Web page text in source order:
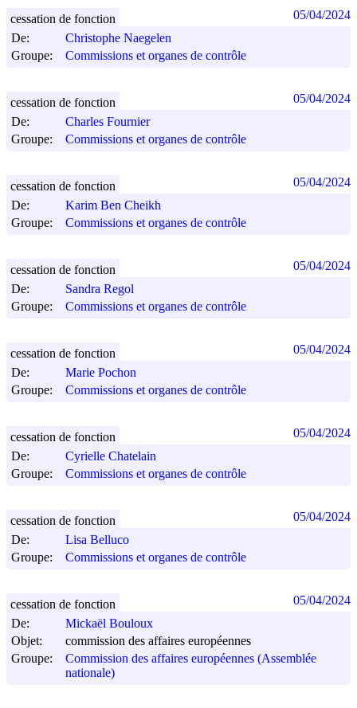
De:
Christophe Naegelen
Groupe:
Commissions et organes de contrôle
cessation de fonction 05/04/2024
De:
Charles Fournier
Groupe:
Commissions et organes de contrôle
cessation de fonction 05/04/2024
De:
Karim Ben Cheikh
Groupe:
Commissions et organes de contrôle
cessation de fonction 05/04/2024
De:
Sandra Regol
Groupe:
Commissions et organes de contrôle
cessation de fonction 05/04/2024
De:
Marie Pochon
Groupe:
Commissions et organes de contrôle
cessation de fonction 05/04/2024
De:
Cyrielle Chatelain
Groupe:
Commissions et organes de contrôle
cessation de fonction 05/04/2024
De:
Lisa Belluco
Groupe:
Commissions et organes de contrôle
cessation de fonction 05/04/2024
De:
Mickaël Bouloux
Objet:
commission des affaires européennes
Groupe:
Commission des affaires européennes (Assemblée
nationale)
cessation de fonction 05/04/2024